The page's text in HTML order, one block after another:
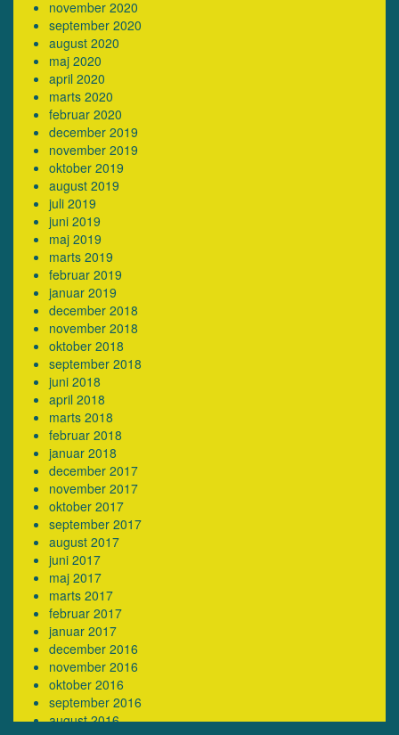
november 2020
september 2020
august 2020
maj 2020
april 2020
marts 2020
februar 2020
december 2019
november 2019
oktober 2019
august 2019
juli 2019
juni 2019
maj 2019
marts 2019
februar 2019
januar 2019
december 2018
november 2018
oktober 2018
september 2018
juni 2018
april 2018
marts 2018
februar 2018
januar 2018
december 2017
november 2017
oktober 2017
september 2017
august 2017
juni 2017
maj 2017
marts 2017
februar 2017
januar 2017
december 2016
november 2016
oktober 2016
september 2016
august 2016